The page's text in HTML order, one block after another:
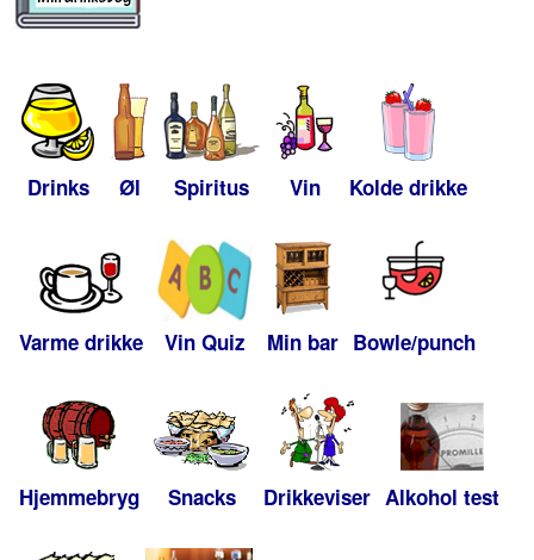
Drinks Øl Spiritus Vin Kolde drikke
Varme drikke Vin Quiz Min bar Bowle/punch
Hjemmebryg Snacks Drikkeviser Alkohol test